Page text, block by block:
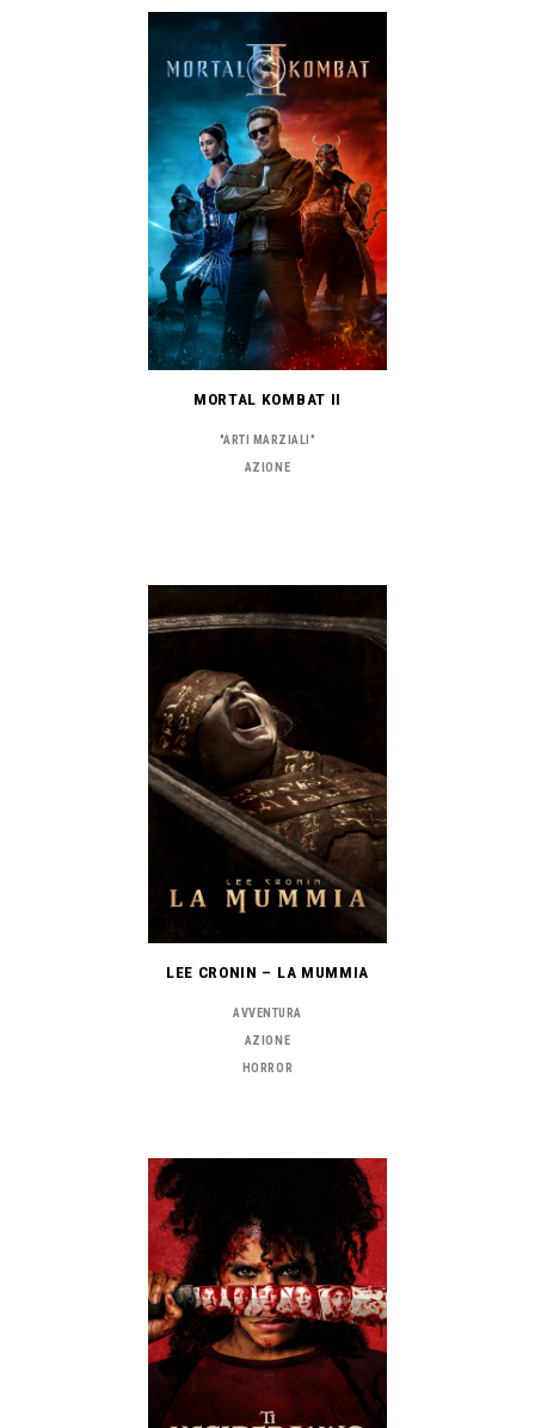
MORTAL KOMBAT II
"ARTI MARZIALI"
AZIONE
LEE CRONIN – LA MUMMIA
AVVENTURA
AZIONE
HORROR